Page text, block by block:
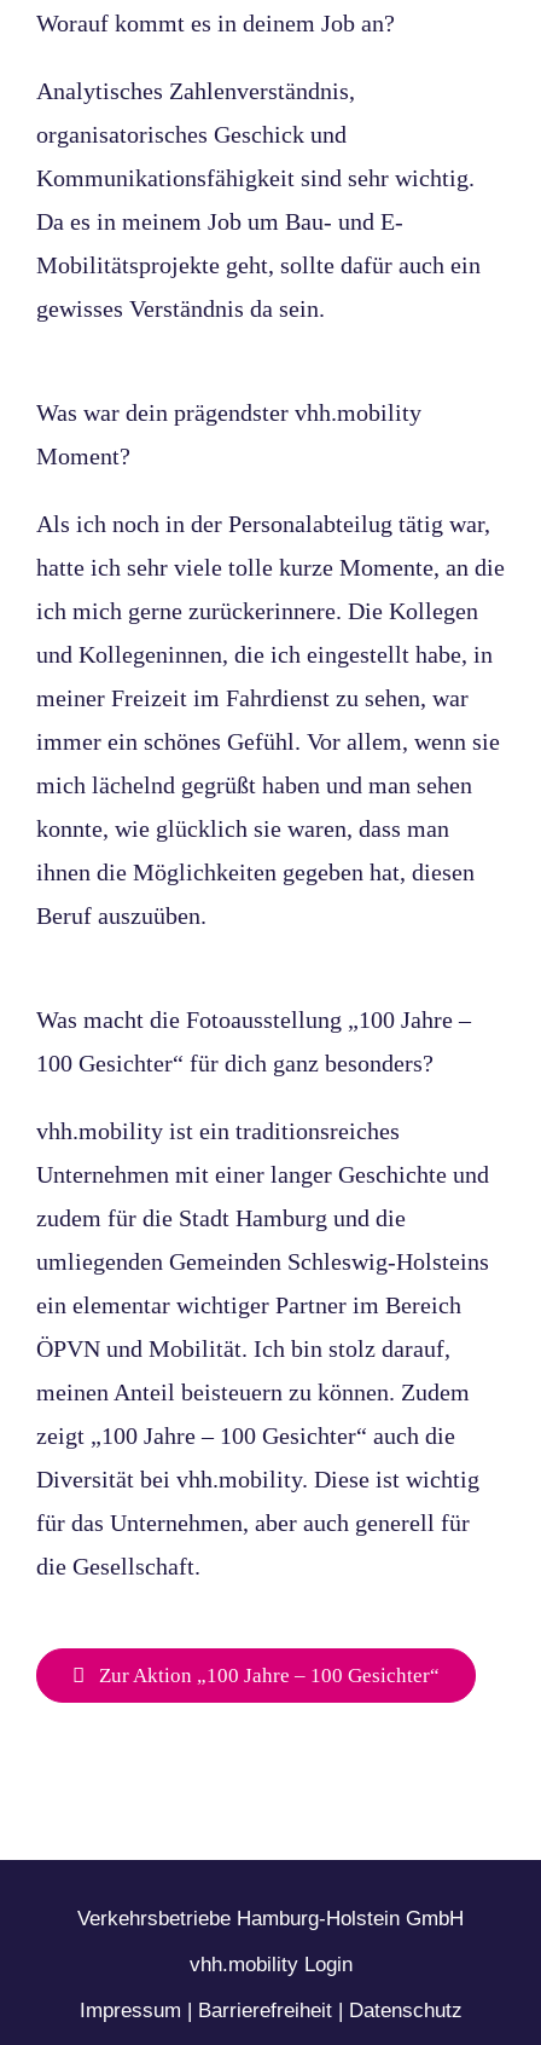
Worauf kommt es in deinem Job an?
Analytisches Zahlenverständnis,
organisatorisches Geschick und
Kommunikationsfähigkeit sind sehr wichtig.
Da es in meinem Job um Bau- und E-
Mobilitätsprojekte geht, sollte dafür auch ein
gewisses Verständnis da sein.
Was war dein prägendster vhh.mobility
Moment?
Als ich noch in der Personalabteilug tätig war,
hatte ich sehr viele tolle kurze Momente, an die
ich mich gerne zurückerinnere. Die Kollegen
und Kollegeninnen, die ich eingestellt habe, in
meiner Freizeit im Fahrdienst zu sehen, war
immer ein schönes Gefühl. Vor allem, wenn sie
mich lächelnd gegrüßt haben und man sehen
konnte, wie glücklich sie waren, dass man
ihnen die Möglichkeiten gegeben hat, diesen
Beruf auszuüben.
Was macht die Fotoausstellung „100 Jahre –
100 Gesichter“ für dich ganz besonders?
vhh.mobility ist ein traditionsreiches
Unternehmen mit einer langer Geschichte und
zudem für die Stadt Hamburg und die
umliegenden Gemeinden Schleswig-Holsteins
ein elementar wichtiger Partner im Bereich
ÖPVN und Mobilität. Ich bin stolz darauf,
meinen Anteil beisteuern zu können. Zudem
zeigt „100 Jahre – 100 Gesichter“ auch die
Diversität bei vhh.mobility. Diese ist wichtig
für das Unternehmen, aber auch generell für
die Gesellschaft.
Zur Aktion „100 Jahre – 100 Gesichter“
Verkehrsbetriebe Hamburg-Holstein GmbH
vhh.mobility Login
Impressum | Barrierefreiheit| Datenschutz